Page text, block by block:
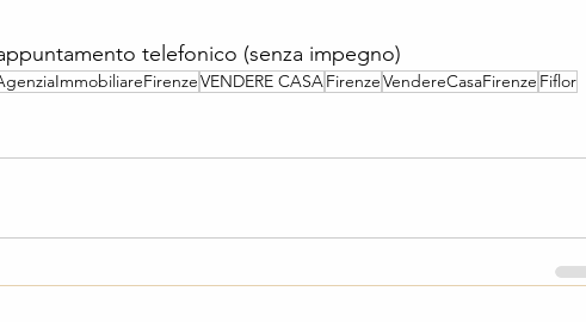
telefonico (senza impegno)
VENDERE CASAFirenzeVendereCasaFirenze Fiflor